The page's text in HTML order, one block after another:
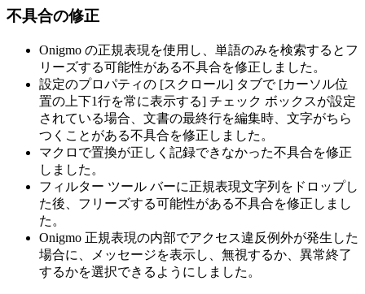
不具合の修正
Onigmo の正規表現を使用し、単語のみを検索するとフ
リーズする可能性がある不具合を修正しました。
設定のプロパティの [スクロール] タブで [カーソル位
置の上下1行を常に表示する] チェック ボックスが設定
されている場合、文書の最終行を編集時、文字がちら
つくことがある不具合を修正しました。
マクロで置換が正しく記録できなかった不具合を修正
しました。
フィルター ツール バーに正規表現文字列をドロップし
た後、フリーズする可能性がある不具合を修正しまし
た。
Onigmo 正規表現の内部でアクセス違反例外が発生した
場合に、メッセージを表示し、無視するか、異常終了
するかを選択できるようにしました。